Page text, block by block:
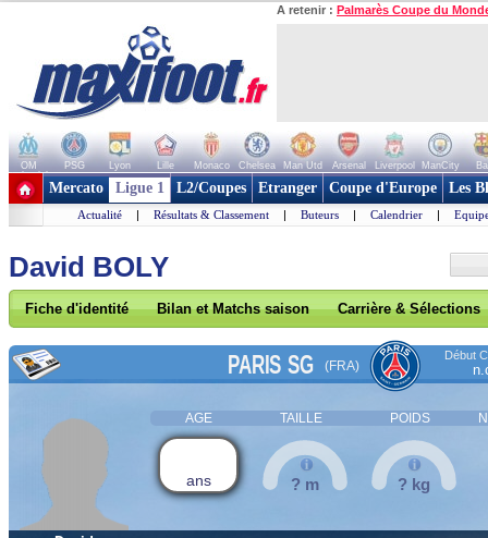
A retenir : Palmarès Coupe du
OM PSG Lyon Lille Monaco Chelsea Man Utd Arsenal Liverpool ManCity
+ de clubs
Mercato Ligue 1 L2/Coupes Etranger Coupe d'Europe Les
Actualité | Résultats & Classement | Buteurs | Calendrier |
David BOLY
Fiche d'identité Bilan et Matchs saison Carrière & Sélections
PARIS SG (FRA)
Début
AGE TAILLE POIDS
ans ? m ? kg